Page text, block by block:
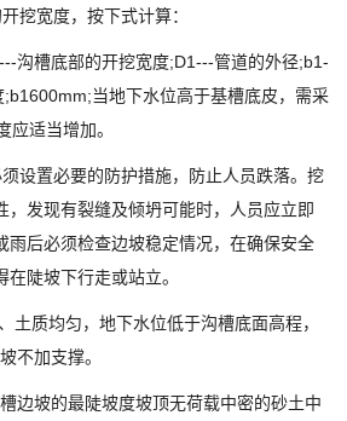
宽度，按下式计算：
槽底部的开挖宽度;D1---管道的外径;b1-
当地下水位高于基槽底皮，需采
应适当增加。
置必要的防护措施，防止人员跌落。挖
，发现有裂缝及倾坍可能时，人员应立即
雨后必须检查边坡稳定情况，在确保安全
陡坡下行走或站立。
质均匀，地下水位低于沟槽底面高程，
不加支撑。
坡的最陡坡度坡顶无荷载中密的砂土中